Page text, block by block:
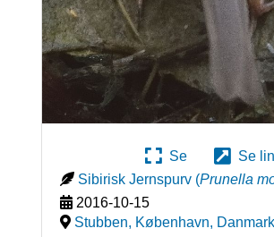
Se
Se
Sibirisk Jernspurv (Prunella
2016-10-15
Stubben, København, Danmark